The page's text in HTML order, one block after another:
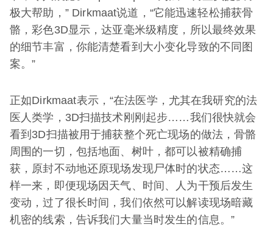
极大帮助，” Dirkmaat说道，“它能迅速轻松捕获骨
骼，彩色3D显示，达亚毫米级精度，所以最终效果
的细节丰富，你能清楚看到大小变化导致的不同图
案。”
正如Dirkmaat表示，“在法医学，尤其在我研究的法
医人类学，3D扫描技术刚刚起步……我们很快就会
看到3D扫描被用于捕获整个死亡现场的做法，骨骼
周围的一切，包括地面、树叶，都可以被精确捕
获，原封不动地还原现场发现尸体时的状态……这
样一来，即便现场因天气、时间、人为干预后发生
变动，过了很长时间，我们依然可以解读现场暗藏
机密的线索，告诉我们大量当时发生的信息。”